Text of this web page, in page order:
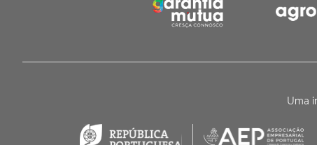
Uma